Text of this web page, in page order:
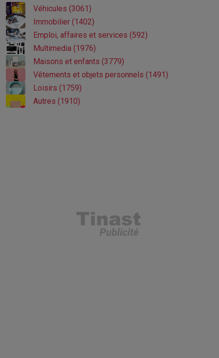
Véhicules (3061)
Immobilier (1402)
Emploi, affaires et services (592)
Multimedia (1976)
Maisons et enfants (3779)
Vêtements et objets personnels (1491)
Loisirs (1759)
Autres (1910)